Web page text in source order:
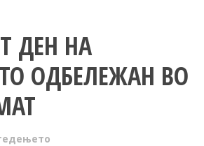
ДЕН НА
ОДБЕЛЕЖАН ВО